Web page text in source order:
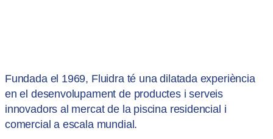
Fundada el 1969, Fluidra té una dilatada experiència
en el desenvolupament de productes i serveis
innovadors al mercat de la piscina residencial i
comercial a escala mundial.